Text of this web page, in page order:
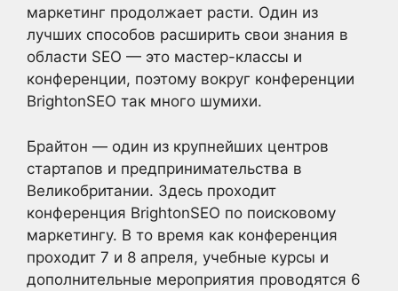
маркетинг продолжает расти. Один из
лучших способов расширить свои знания в
области SEO — это мастер-классы и
конференции, поэтому вокруг конференции
BrightonSEO так много шумихи.
Брайтон — один из крупнейших центров
стартапов и предпринимательства в
Великобритании. Здесь проходит
конференция BrightonSEO по поисковому
маркетингу. В то время как конференция
проходит 7 и 8 апреля, учебные курсы и
дополнительные мероприятия проводятся 6